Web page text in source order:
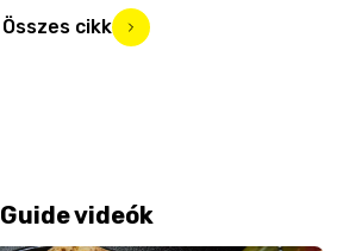
Összes cikk
Guide videók